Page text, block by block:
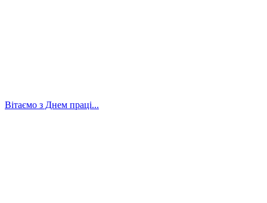
Вітаємо з Днем праці...